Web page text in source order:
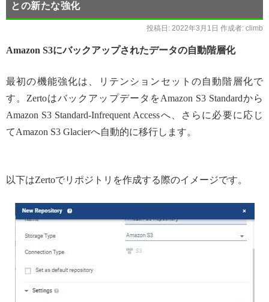
との新たな強化
投稿日: 2022年3月1日 作成者: climb
Amazon S3にバックアップされたデータの自動階層化
最初の機能強化は、リテンションセットの自動階層化で
す。ZertoはバックアップデータをAmazon S3 Standardから
Amazon S3 Standard-Infrequent Accessへ、さらに必要に応じ
てAmazon S3 Glacierへ自動的に移行します。
以下はZertoでリポジトリを作成する際のイメージです。